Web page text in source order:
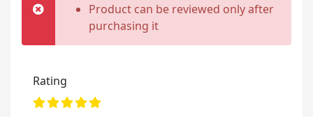
Product can be reviewed only after
purchasing it
Rating